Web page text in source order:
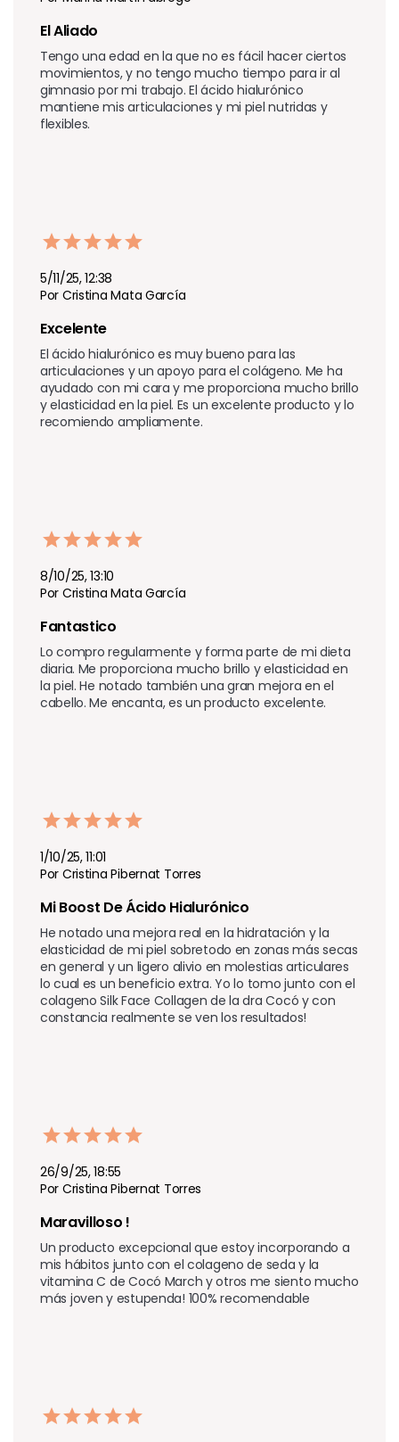
El Aliado
Tengo una edad en la que no es fácil hacer ciertos
movimientos, y no tengo mucho tiempo para ir al
gimnasio por mi trabajo. El ácido hialurónico
mantiene mis articulaciones y mi piel nutridas y
flexibles.
5/11/25, 12:38
Por Cristina Mata García
Excelente
El ácido hialurónico es muy bueno para las
articulaciones y un apoyo para el colágeno. Me ha
ayudado con mi cara y me proporciona mucho brillo
y elasticidad en la piel. Es un excelente producto y lo
recomiendo ampliamente.
8/10/25, 13:10
Por Cristina Mata García
Fantastico
Lo compro regularmente y forma parte de mi dieta
diaria. Me proporciona mucho brillo y elasticidad en
la piel. He notado también una gran mejora en el
cabello. Me encanta, es un producto excelente.
1/10/25, 11:01
Por Cristina Pibernat Torres
Mi Boost De Ácido Hialurónico
He notado una mejora real en la hidratación y la
elasticidad de mi piel sobretodo en zonas más secas
en general y un ligero alivio en molestias articulares
lo cual es un beneficio extra. Yo lo tomo junto con el
colageno Silk Face Collagen de la dra Cocó y con
constancia realmente se ven los resultados!
26/9/25, 18:55
Por Cristina Pibernat Torres
Maravilloso !
Un producto excepcional que estoy incorporando a
mis hábitos junto con el colageno de seda y la
vitamina C de Cocó March y otros me siento mucho
más joven y estupenda! 100% recomendable